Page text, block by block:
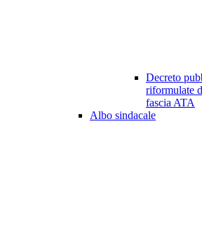
Decreto
riformulate
fascia ATA
Albo sindacale